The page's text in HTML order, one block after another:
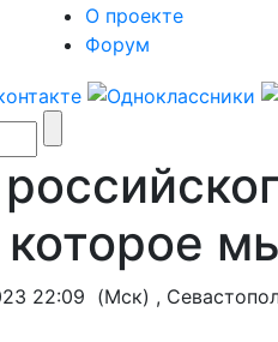
О проекте
Форум
которое
22:09 (Мск) ,